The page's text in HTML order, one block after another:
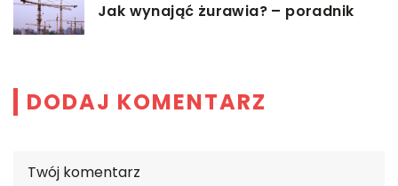
Jak wynająć żurawia? – poradnik
DODAJ KOMENTARZ